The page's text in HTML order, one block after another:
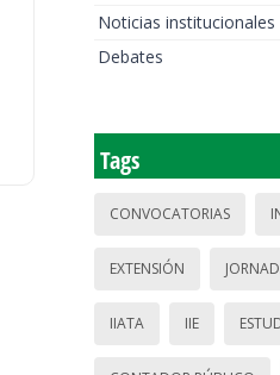
Noticias institucionales
Debates
Tags
CONVOCATORIAS
EXTENSIÓN
IIATA IIE